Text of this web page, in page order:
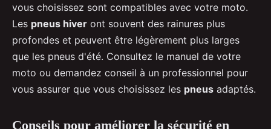
vous choisissez sont compatibles avec votre moto.
Les pneus hiver ont souvent des rainures plus
profondes et peuvent être légèrement plus larges
que les pneus d'été. Consultez le manuel de votre
moto ou demandez conseil à un professionnel pour
vous assurer que vous choisissez les pneus adaptés.
Conseils pour améliorer la sécurité en